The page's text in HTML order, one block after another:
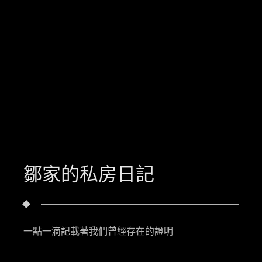
鄒家的私房日記
一點一滴記載著我們曾經存在的證明